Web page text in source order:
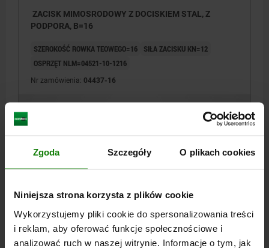
Zgoda Szczegóły O plikach cookies
Niniejsza strona korzysta z plików cookie
Wykorzystujemy pliki cookie do spersonalizowania treści
i reklam, aby oferować funkcje społecznościowe i
analizować ruch w naszej witrynie. Informacje o tym, jak
ZACISK MIMOSRODOWY Z DOCISKIEM STAL, Z
PODPORA, B=16
SZEROKOŚĆ ROWKA TEOWEGO=16
SIŁA ZACISKU KN=12
OSPRZĘT NLM=04521-10-1216
Nr zamówienia: 04437-16
SZCZEGÓŁY